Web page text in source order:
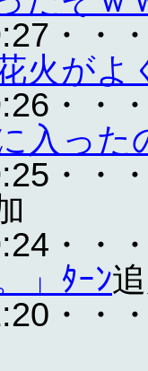
・・
火がよ
・・
入った
・・
・・
」ﾀｰﾝ
・・